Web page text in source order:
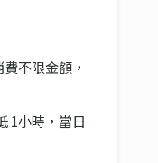
不限金額，
1小時，當日